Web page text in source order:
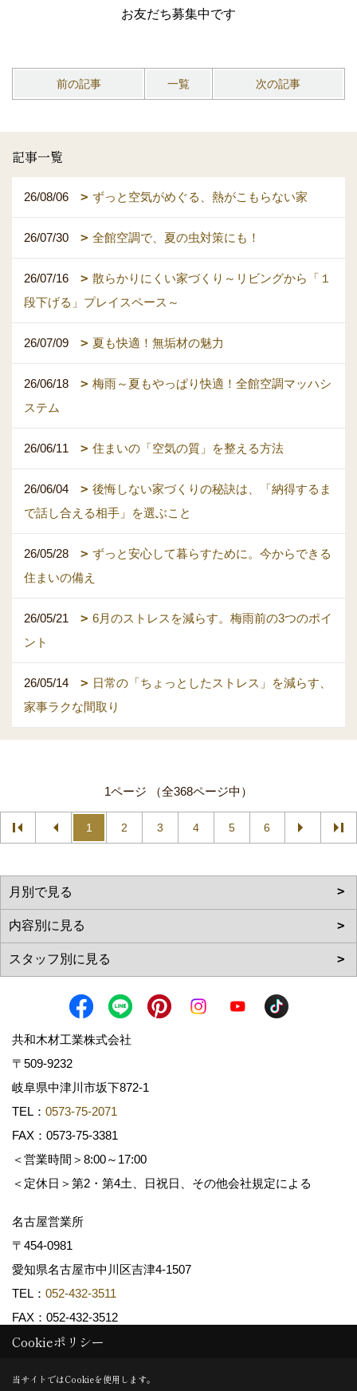
お友だち募集中です
前の記事 一覧 次の記事
記事一覧
26/08/06 ずっと空気がめぐる、熱がこもらない家
26/07/30 全館空調で、夏の虫対策にも！
26/07/16
散らかりにくい家づくり～リビングから「１
段下げる」プレイスペース～
26/07/09 夏も快適！無垢材の魅力
26/06/18
梅雨～夏もやっぱり快適！全館空調マッハシ
ステム
26/06/11 住まいの「空気の質」を整える方法
26/06/04
後悔しない家づくりの秘訣は、「納得するま
で話し合える相手」を選ぶこと
26/05/28
ずっと安心して暮らすために。今からできる
住まいの備え
26/05/21
6月のストレスを減らす。梅雨前の3つのポイ
ント
26/05/14
日常の「ちょっとしたストレス」を減らす、
家事ラクな間取り
1ページ （全368ページ中）
1 2 3 4 5 6
共和木材工業株式会社
〒509-9232
岐阜県中津川市坂下872‐1
TEL： 0573-75-2071
FAX：0573-75-3381
＜営業時間＞8:00～17:00
＜定休日＞第2・第4土、日祝日、その他会社規定による
名古屋営業所
〒454-0981
愛知県名古屋市中川区吉津4-1507
TEL： 052-432-3511
FAX：052-432-3512
Copyright (c) 共和木材工業株式会社. All Rights Reserved.
Cookieポリシー
当サイトではCookieを使用します。